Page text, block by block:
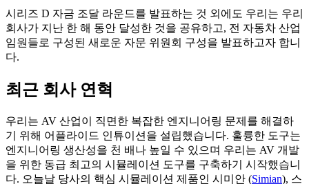
시리즈 D 자금 조달 라운드를 발표하는 것 외에도 우리는 우리
회사가 지난 한 해 동안 달성한 것을 공유하고, 전 자동차 산업
임원들로 구성된 새로운 자문 위원회 구성을 발표하고자 합니
다.
최근 회사 연혁
우리는 AV 산업이 직면한 복잡한 엔지니어링 문제를 해결하
기 위해 어플라이드 인튜이션을 설립했습니다. 훌륭한 도구는
엔지니어링 생산성을 천 배나 높일 수 있으며 우리는 AV 개발
을 위한 동급 최고의 시뮬레이션 도구를 구축하기 시작했습니
다. 오늘날 당사의 핵심 시뮬레이션 제품인 시미안 (Simian), 스